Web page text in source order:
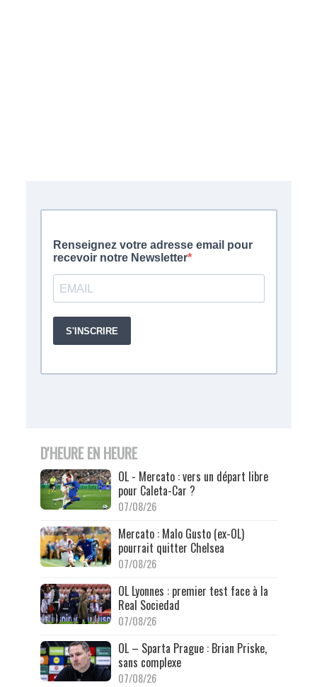
D'HEURE EN HEURE
OL - Mercato : vers un départ libre
pour Caleta-Car ?
07/08/26
Mercato : Malo Gusto (ex-OL)
pourrait quitter Chelsea
07/08/26
OL Lyonnes : premier test face à la
Real Sociedad
07/08/26
OL – Sparta Prague : Brian Priske,
sans complexe
07/08/26